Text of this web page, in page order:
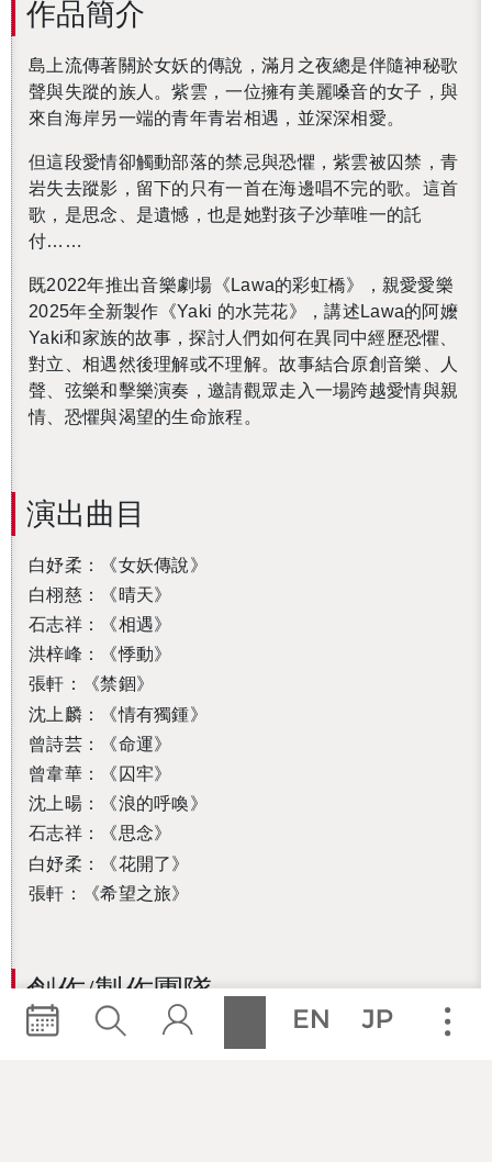
作品簡介
島上流傳著關於女妖的傳說，滿月之夜總是伴隨神秘歌
聲與失蹤的族人。紫雲，一位擁有美麗嗓音的女子，與
來自海岸另一端的青年青岩相遇，並深深相愛。
但這段愛情卻觸動部落的禁忌與恐懼，紫雲被囚禁，青
岩失去蹤影，留下的只有一首在海邊唱不完的歌。這首
歌，是思念、是遺憾，也是她對孩子沙華唯一的託
付……
既2022年推出音樂劇場《Lawa的彩虹橋》，親愛愛樂
2025年全新製作《Yaki 的水芫花》，講述Lawa的阿嬤
Yaki和家族的故事，探討人們如何在異同中經歷恐懼、
對立、相遇然後理解或不理解。故事結合原創音樂、人
聲、弦樂和擊樂演奏，邀請觀眾走入一場跨越愛情與親
情、恐懼與渴望的生命旅程。
演出曲目
白妤柔：《女妖傳說》
白栩慈：《晴天》
石志祥：《相遇》
洪梓峰：《悸動》
張軒：《禁錮》
沈上麟：《情有獨鍾》
曾詩芸：《命運》
曾韋華：《囚牢》
沈上暘：《浪的呼喚》
石志祥：《思念》
白妤柔：《花開了》
張軒：《希望之旅》
創作/製作團隊
親愛愛樂